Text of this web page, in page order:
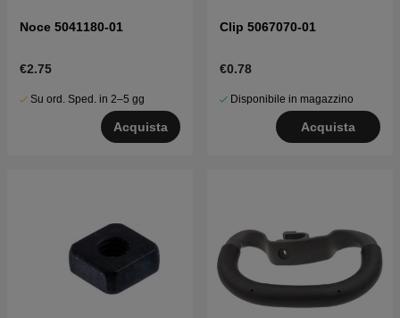
Noce 5041180-01
€2.75
Su ord. Sped. in 2–5 gg
Acquista
Clip 5067070-01
€0.78
Disponibile in magazzino
Acquista